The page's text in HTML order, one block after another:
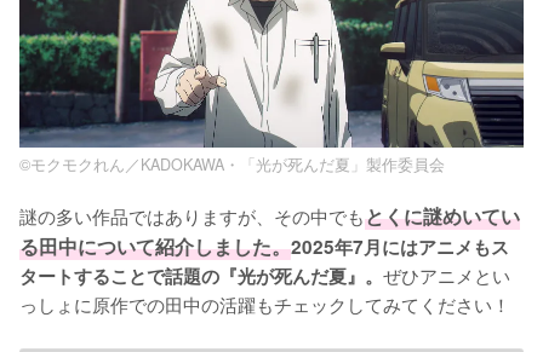
©モクモクれん／KADOKAWA・「光が死んだ夏」製作委員会
謎の多い作品ではありますが、その中でもとくに謎めいてい
る田中について紹介しました。2025年7月にはアニメもス
タートすることで話題の『光が死んだ夏』。 ぜひアニメとい
っしょに原作での田中の活躍もチェックしてみてください！